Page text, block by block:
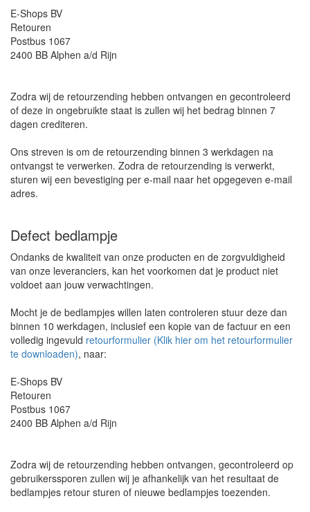
E-Shops BV
Retouren
Postbus 1067
2400 BB Alphen a/d Rijn
Zodra wij de retourzending hebben ontvangen en gecontroleerd
of deze in ongebruikte staat is zullen wij het bedrag binnen 7
dagen crediteren.
Ons streven is om de retourzending binnen 3 werkdagen na
ontvangst te verwerken. Zodra de retourzending is verwerkt,
sturen wij een bevestiging per e-mail naar het opgegeven e-mail
adres.
Defect bedlampje
Ondanks de kwaliteit van onze producten en de zorgvuldigheid
van onze leveranciers, kan het voorkomen dat je product niet
voldoet aan jouw verwachtingen.
Mocht je de bedlampjes willen laten controleren stuur deze dan
binnen 10 werkdagen, inclusief een kopie van de factuur en een
volledig ingevuld retourformulier (Klik hier om het retourformulier
te downloaden), naar:
E-Shops BV
Retouren
Postbus 1067
2400 BB Alphen a/d Rijn
Zodra wij de retourzending hebben ontvangen, gecontroleerd op
gebruikerssporen zullen wij je afhankelijk van het resultaat de
bedlampjes retour sturen of nieuwe bedlampjes toezenden.